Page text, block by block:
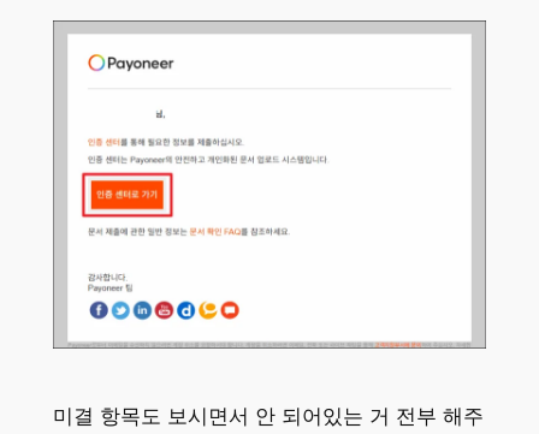
미결 항목도 보시면서 안 되어있는 거 전부 해주